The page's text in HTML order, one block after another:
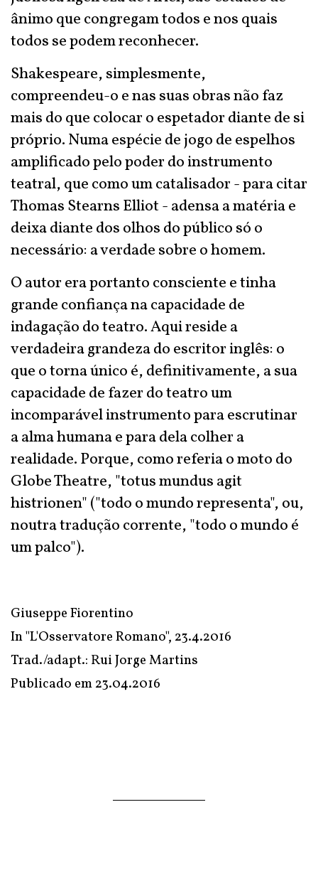
ânimo que congregam todos e nos quais
todos se podem reconhecer.
Shakespeare, simplesmente,
compreendeu-o e nas suas obras não faz
mais do que colocar o espetador diante de si
próprio. Numa espécie de jogo de espelhos
amplificado pelo poder do instrumento
teatral, que como um catalisador - para citar
Thomas Stearns Elliot - adensa a matéria e
deixa diante dos olhos do público só o
necessário: a verdade sobre o homem.
O autor era portanto consciente e tinha
grande confiança na capacidade de
indagação do teatro. Aqui reside a
verdadeira grandeza do escritor inglês: o
que o torna único é, definitivamente, a sua
capacidade de fazer do teatro um
incomparável instrumento para escrutinar
a alma humana e para dela colher a
realidade. Porque, como referia o moto do
Globe Theatre, "totus mundus agit
histrionen" ("todo o mundo representa", ou,
noutra tradução corrente, "todo o mundo é
um palco").
Giuseppe Fiorentino
In"L'Osservatore Romano", 23.4.2016
Trad./adapt.: Rui Jorge Martins
Publicado em23.04.2016